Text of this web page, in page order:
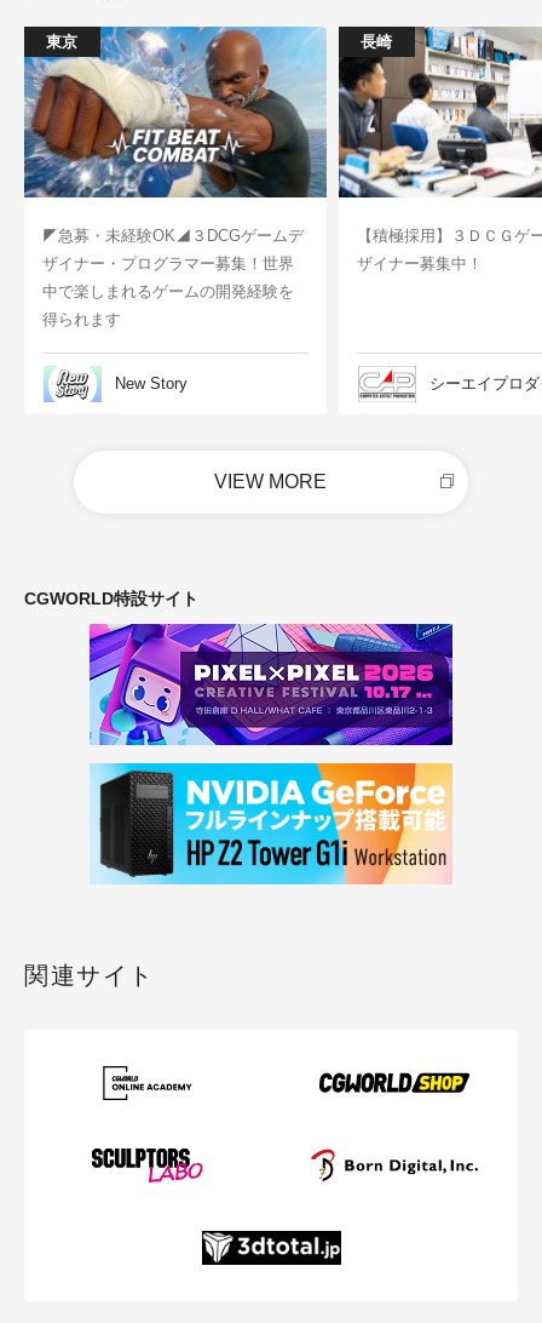
東京
◤急募・未経験OK◢３DCGゲームデ
ザイナー・プログラマー募集！世界
中で楽しまれるゲームの開発経験を
得られます
New Story
長崎
【積極採用】３ＤＣＧゲ
ザイナー募集中！
シーエイプロ
VIEW MORE
CGWORLD特設サイト
関連サイト